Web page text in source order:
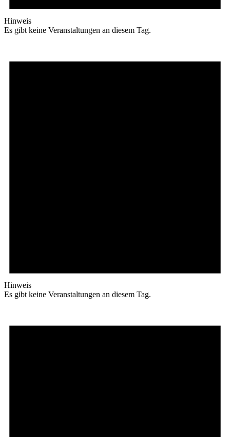
Hinweis
Es gibt keine Veranstaltungen an diesem Tag.
Hinweis
Es gibt keine Veranstaltungen an diesem Tag.